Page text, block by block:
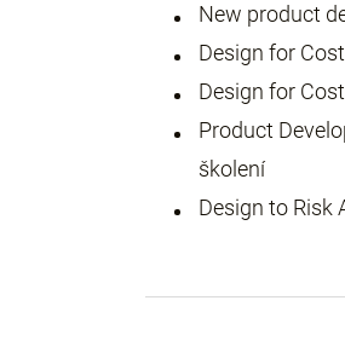
New product
Design for
Design for
Product
školení
Design to Risk